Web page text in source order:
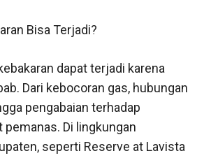
Bisa Terjadi?
dapat terjadi karena
Dari kebocoran gas, hubungan
pengabaian terhadap
pemanas. Di lingkungan
seperti Reserve at Lavista